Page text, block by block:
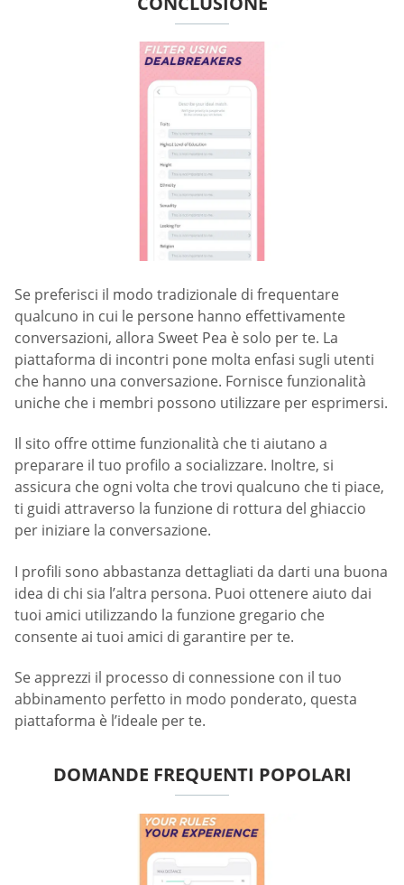
Se preferisci il modo tradizionale di frequentare
qualcuno in cui le persone hanno effettivamente
conversazioni, allora Sweet Pea è solo per te. La
piattaforma di incontri pone molta enfasi sugli utenti
che hanno una conversazione. Fornisce funzionalità
uniche che i membri possono utilizzare per esprimersi.
Il sito offre ottime funzionalità che ti aiutano a
preparare il tuo profilo a socializzare. Inoltre, si
assicura che ogni volta che trovi qualcuno che ti piace,
ti guidi attraverso la funzione di rottura del ghiaccio
per iniziare la conversazione.
I profili sono abbastanza dettagliati da darti una buona
idea di chi sia l’altra persona. Puoi ottenere aiuto dai
tuoi amici utilizzando la funzione gregario che
consente ai tuoi amici di garantire per te.
Se apprezzi il processo di connessione con il tuo
abbinamento perfetto in modo ponderato, questa
piattaforma è l’ideale per te.
DOMANDE FREQUENTI POPOLARI